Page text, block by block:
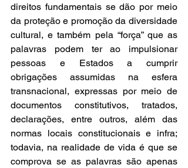
direitos fundamentais se dão por meio
da proteção e promoção da diversidade
cultural, e também pela “força” que as
palavras podem ter ao impulsionar
pessoas e Estados a cumprir
obrigações assumidas na esfera
transnacional, expressas por meio de
documentos constitutivos, tratados,
declarações, entre outros, além das
normas locais constitucionais e infra;
todavia, na realidade de vida é que se
comprova se as palavras são apenas